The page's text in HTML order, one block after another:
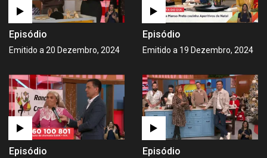
Episódio
Emitido a 20 Dezembro, 2024
Episódio
Emitido a 19 Dezembro, 2024
Episódio Episódio